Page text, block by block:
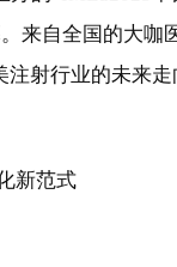
来自全国的大咖
注射行业的未来走